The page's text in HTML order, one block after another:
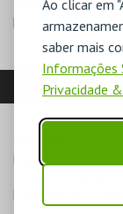
Ao clicar em
saber mais
Informações
Privacidade
https://
Rua Barata Salgueiro,
Direcções para